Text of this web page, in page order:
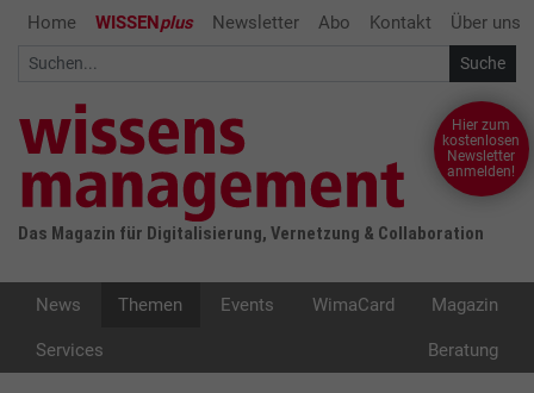
Home WISSENplus Newsletter Abo Kontakt Über uns
Das Magazin für Digitalisierung, Vernetzung & Collaboration
Hier zum
kostenlosen
Newsletter
anmelden!
News Themen Events WimaCard Magazin
Services Beratung